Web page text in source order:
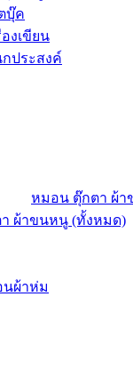
บุ๊ค
องเขียน
กประสงค์
หมอน ตุ๊กตา ผ้า
ผ้าขนหนู (ทั้งหมด)
ผ้าห่ม